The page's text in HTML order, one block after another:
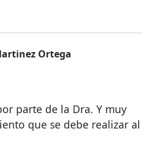
Ortega
parte de la Dra. Y muy
que se debe realizar al